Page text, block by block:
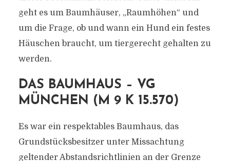
geht es um Baumhäuser, „Raumhöhen“ und
um die Frage, ob und wann ein Hund ein festes
Häuschen braucht, um tiergerecht gehalten zu
werden.
DAS BAUMHAUS – VG
MÜNCHEN (M 9 K 15.570)
Es war ein respektables Baumhaus, das
Grundstücksbesitzer unter Missachtung
geltender Abstandsrichtlinien an der Grenze